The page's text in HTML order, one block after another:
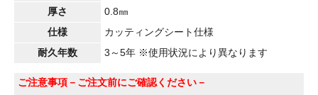
厚さ
0.8㎜
仕様
カッティングシート仕様
耐久年数
3～5年 ※使用状況により異なります
ご注意事項 －ご注文前にご確認ください－